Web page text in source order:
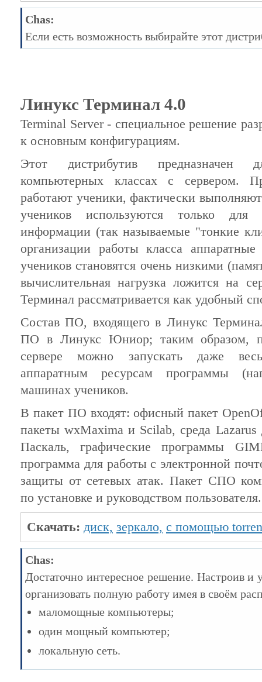
Chas:
Если есть возможность выбирайте этот
Линукс Терминал 4.0
Terminal Server - специальное решение
к основным конфигурациям.
Этот дистрибутив предназначен
компьютерных классах с сервером.
работают ученики, фактически
учеников используются только
информации (так называемые "тонкие
организации работы класса
учеников становятся очень низкими
вычислительная нагрузка ложится на
Терминал рассматривается как удобный
Состав ПО, входящего в Линукс
ПО в Линукс Юниор; таким образом,
сервере можно запускать даже
аппаратным ресурсам программы
машинах учеников.
В пакет ПО входят: офисный пакет
пакеты wxMaxima и Scilab, среда Lazarus
Паскаль, графические программы
программа для работы с электронной
защиты от сетевых атак. Пакет СПО
по установке и руководством пользователя.
Скачать: диск, зеркало, с помощью
Chas:
Достаточно интересное решение. Настроив и
организовать полную работу имея в своём
маломощные компьютеры;
один мощный компьютер;
локальную сеть.